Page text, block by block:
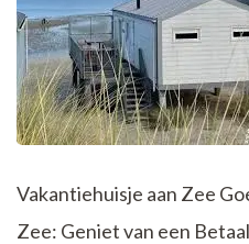
Vakantiehuisje aan Zee
Zee: Geniet van een